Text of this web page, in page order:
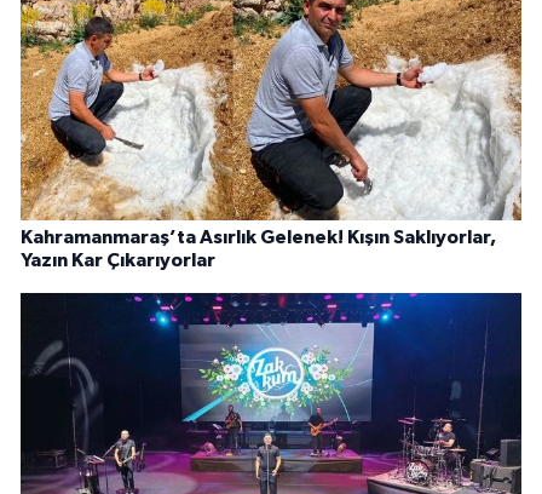
Kahramanmaraş’ta Asırlık Gelenek! Kışın Saklıyorlar,
Yazın Kar Çıkarıyorlar